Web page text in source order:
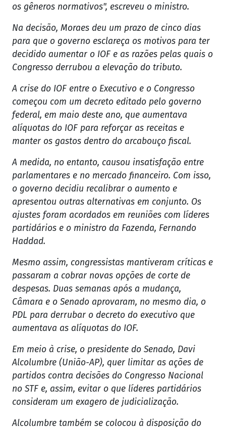
os gêneros normativos", escreveu o ministro.
Na decisão, Moraes deu um prazo de cinco dias
para que o governo esclareça os motivos para ter
decidido aumentar o IOF e as razões pelas quais o
Congresso derrubou a elevação do tributo.
A crise do IOF entre o Executivo e o Congresso
começou com um decreto editado pelo governo
federal, em maio deste ano, que aumentava
alíquotas do IOF para reforçar as receitas e
manter os gastos dentro do arcabouço fiscal.
A medida, no entanto, causou insatisfação entre
parlamentares e no mercado financeiro. Com isso,
o governo decidiu recalibrar o aumento e
apresentou outras alternativas em conjunto. Os
ajustes foram acordados em reuniões com líderes
partidários e o ministro da Fazenda, Fernando
Haddad.
Mesmo assim, congressistas mantiveram críticas e
passaram a cobrar novas opções de corte de
despesas. Duas semanas após a mudança,
Câmara e o Senado aprovaram, no mesmo dia, o
PDL para derrubar o decreto do executivo que
aumentava as alíquotas do IOF.
Em meio à crise, o presidente do Senado, Davi
Alcolumbre (União-AP), quer limitar as ações de
partidos contra decisões do Congresso Nacional
no STF e, assim, evitar o que líderes partidários
consideram um exagero de judicialização.
Alcolumbre também se colocou à disposição do